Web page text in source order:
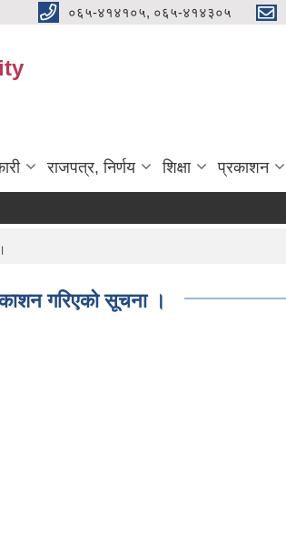
०६५-४१४१०५, ०६५-४१४३०५
राजपत्र, निर्णय शिक्षा प्रकाशन
गरिएको सूचना ।